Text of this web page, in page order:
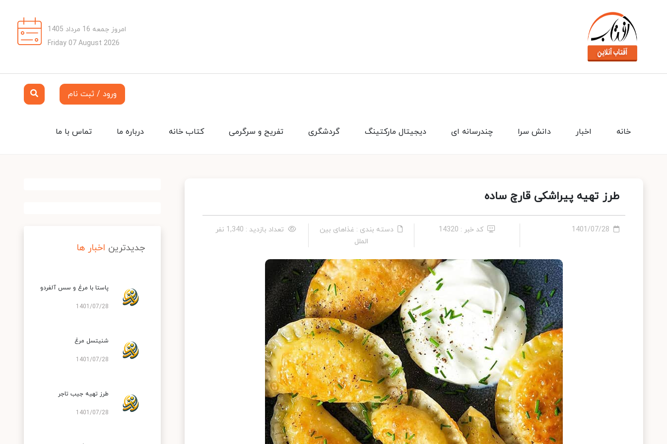
امروز جمعه 16 مرداد 1405
Friday 07 August 2026
ورود / ثبت نام
تماس با ما درباره ما کتاب خانه تفریح و سرگرمی گردشگری دیجیتال مارکتینگ چندرسانه ای دانش سرا اخبار خانه
طرز تهیه پیراشکی قارچ ساده
1401/07/28 کد خبر : 14320
دسته بندی : غذاهای بین
الملل
تعداد بازدید : 1,340 نفر
جدیدترین اخبار ها
پاستا با مرغ و سس آلفردو
1401/07/28
شنیتسل مرغ
1401/07/28
طرز تهیه جیب تاجر
1401/07/28